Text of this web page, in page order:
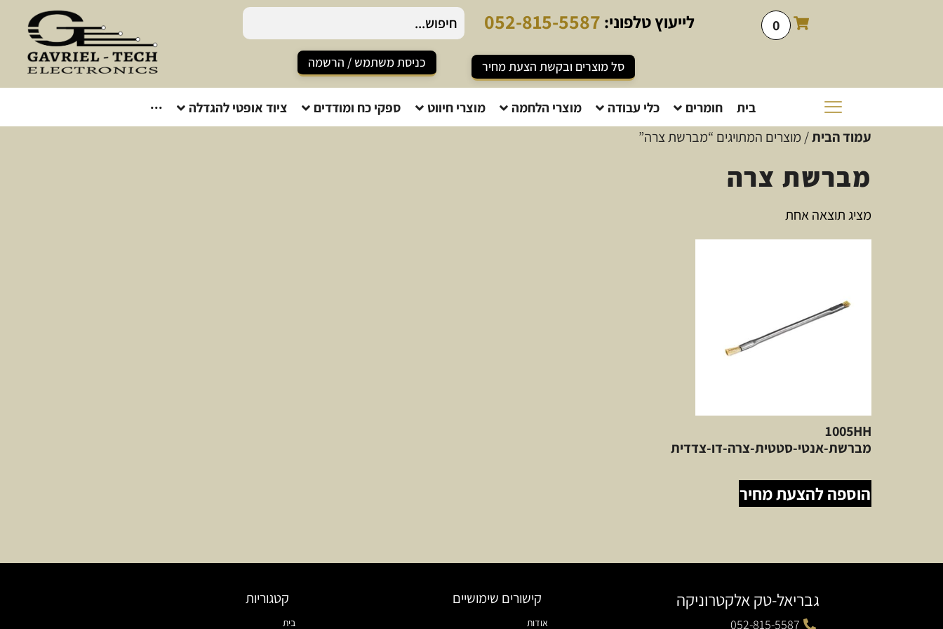
0 לייעוץטלפוני: 052-815-5587
סל מוצרים ובקשת הצעת מחיר כניסת משתמש / הרשמה
בית חומרים כלי עבודה מוצרי הלחמה מוצרי חיווט ספקי כח ומודדים ציוד אופטי להגדלה ···
עמוד הבית/ מוצרים המתויגים “מברשת צרה”
מברשת צרה
מציג תוצאה אחת
1005HH
מברשת-אנטי-סטטית-צרה-דו-צדדית
הוספה להצעת מחיר
גבריאל-טק אלקטרוניקה
052-815-5587
קישורים שימושיים
אודות
קטגוריות
בית